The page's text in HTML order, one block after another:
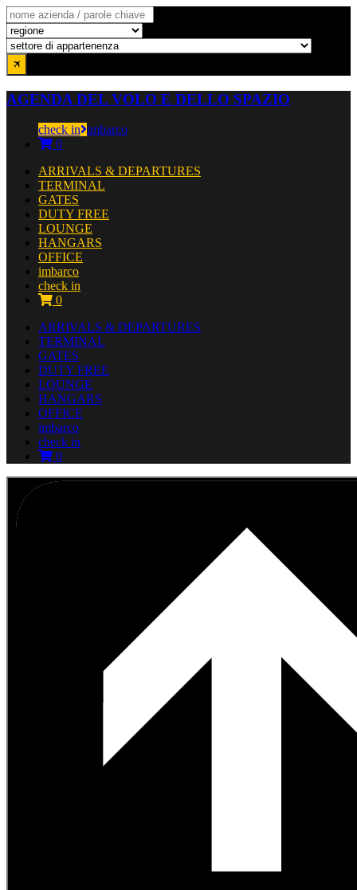
AGENDA DEL VOLO E DELLO SPAZIO
check in imbarco
0
ARRIVALS & DEPARTURES
TERMINAL
GATES
DUTY FREE
LOUNGE
HANGARS
OFFICE
imbarco
check in
0
ARRIVALS & DEPARTURES
TERMINAL
GATES
DUTY FREE
LOUNGE
HANGARS
OFFICE
imbarco
check in
0